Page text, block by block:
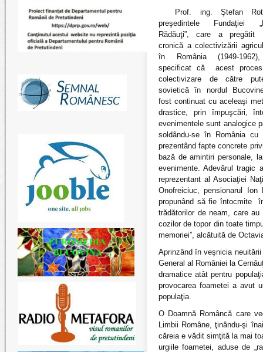
Prof. ing. Ştefan
preşedintele Fundaţiei
Rădăuţi”, care a
cronică a colectivizării
în România (1949-
specificat că acest
colectivizare de către
sovietică în nordul
fost continuat cu aceleaşi
drastice, prin împuşcări,
evenimentele sunt analogice
soldându-se în România
prezentând fapte concrete
bază de amintiri personale,
evenimente. Adevărul tragic
reprezentant al Asociaţiei
Onofreiciuc, pensionarul
propunând să fie întocmite
trădătorilor de neam, care
cozilor de topor din toate
memoriei”, alcătuită de
Aprinzând în veşnicia
General al României la
dramatice atât pentru
provocarea foametei a avut
populaţia.
O Doamnă Româncă care
Limbii Române, ţinându-şi
căreia e vădit simţită la mai
urgiile foametei, aduse de